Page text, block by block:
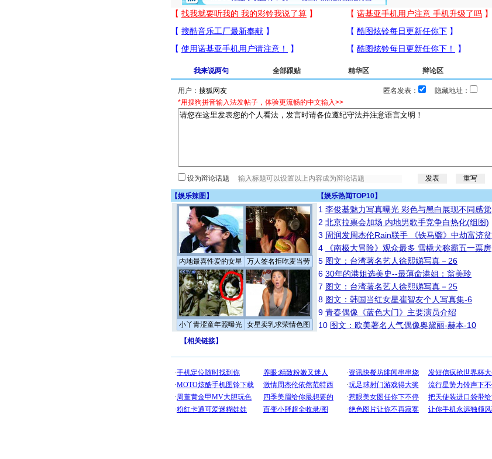
我来说两句 全部跟贴 精华区 辩论区
用户： 匿名发表：
隐藏地址：
*用搜狗拼音输入法发帖子，体验更流畅的中文输入>>
设为辩论话题
【娱乐辣图 】 【娱乐热闻TOP10】
内地最喜性爱的女星 万人签名拒吃麦当劳
小丫青涩童年照曝光 女星卖乳求荣情色图
1 李俊基魅力写真曝光 彩色与黑白展现不同感觉
2 北京拉票会加场 内地男歌手竞争白热化(组图)
3 周润发周杰伦Rain联手 《铁马骝》中劫富济贫
4
《南极大冒险》观众最多 雪橇犬称霸五一票房
5 图文：台湾著名艺人徐熙娣写真－26
6 30年的港姐选美史--最薄命港姐：翁美玲
7 图文：台湾著名艺人徐熙娣写真－25
8 图文：韩国当红女星崔智友个人写真集-6
9 青春偶像《蓝色大门》主要演员介绍
10 图文：欧美著名人气偶像奥黛丽-赫本-10
【相关链接】